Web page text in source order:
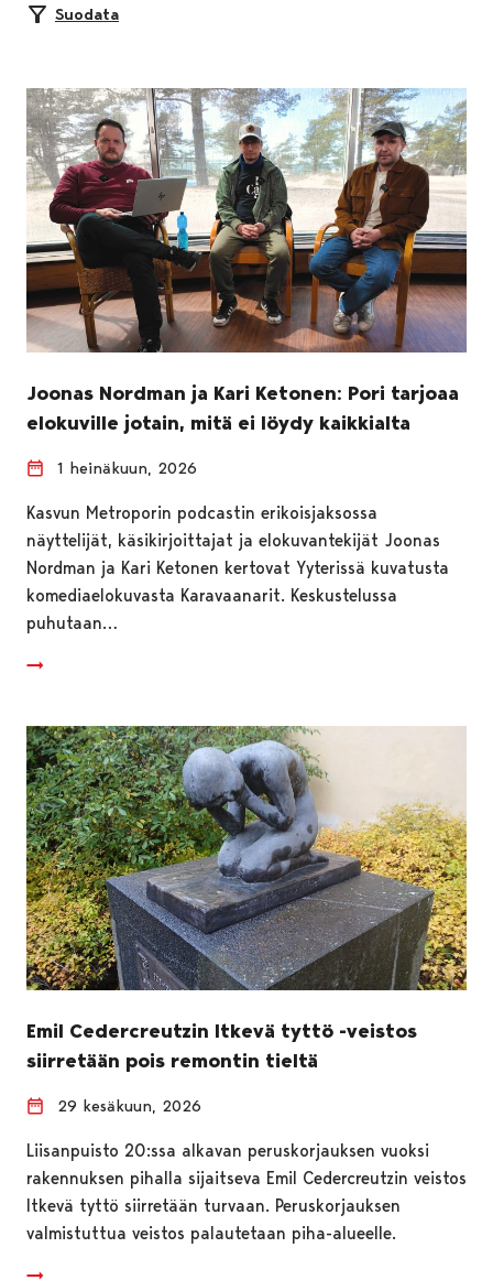
Suodata
Joonas Nordman ja Kari Ketonen: Pori tarjoaa
elokuville jotain, mitä ei löydy kaikkialta
1 heinäkuun, 2026
Kasvun Metroporin podcastin erikoisjaksossa
näyttelijät, käsikirjoittajat ja elokuvantekijät Joonas
Nordman ja Kari Ketonen kertovat Yyterissä kuvatusta
komediaelokuvasta Karavaanarit. Keskustelussa
puhutaan…
Emil Cedercreutzin Itkevä tyttö -veistos
siirretään pois remontin tieltä
29 kesäkuun, 2026
Liisanpuisto 20:ssa alkavan peruskorjauksen vuoksi
rakennuksen pihalla sijaitseva Emil Cedercreutzin veistos
Itkevä tyttö siirretään turvaan. Peruskorjauksen
valmistuttua veistos palautetaan piha-alueelle.